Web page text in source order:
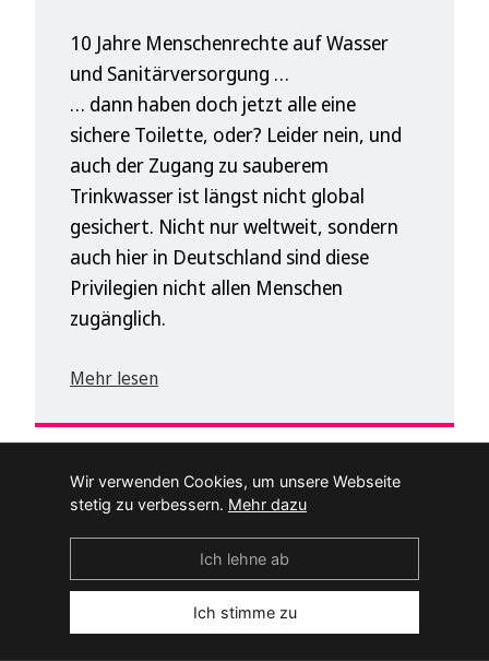
10 Jahre Menschenrechte auf Wasser
und Sanitärversorgung …
… dann haben doch jetzt alle eine
sichere Toilette, oder? Leider nein, und
auch der Zugang zu sauberem
Trinkwasser ist längst nicht global
gesichert. Nicht nur weltweit, sondern
auch hier in Deutschland sind diese
Privilegien nicht allen Menschen
zugänglich.
Mehr lesen
Pressemitteilung
Wir verwenden Cookies, um unsere Webseite
stetig zu verbessern. Mehr dazu
Ich lehne ab
Ich stimme zu